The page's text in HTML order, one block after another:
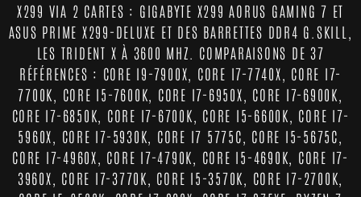
X299 VIA 2 CARTES : GIGABYTE X299 AORUS GAMING 7 ET
ASUS PRIME X299-DELUXE ET DES BARRETTES DDR4 G.SKILL,
LES TRIDENT X À 3600 MHZ. COMPARAISONS DE 37
RÉFÉRENCES : CORE I9-7900X, CORE I7-7740X, CORE I7-
7700K, CORE I5-7600K, CORE I7-6950X, CORE I7-6900K,
CORE I7-6850K, CORE I7-6700K, CORE I5-6600K, CORE I7-
5960X, CORE I7-5930K, CORE I7 5775C, CORE I5-5675C,
CORE I7-4960X, CORE I7-4790K, CORE I5-4690K, CORE I7-
3960X, CORE I7-3770K, CORE I5-3570K, CORE I7-2700K,